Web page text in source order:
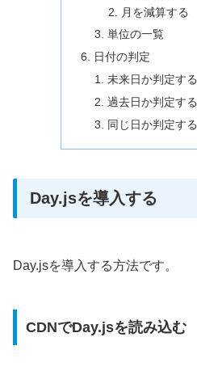
月を減算する
単位の一覧
日付の判定
未来日か判定する
過去日か判定する
同じ日か判定する
Day.jsを導入する
Day.jsを導入する方法です。
CDNでDay.jsを読み込む